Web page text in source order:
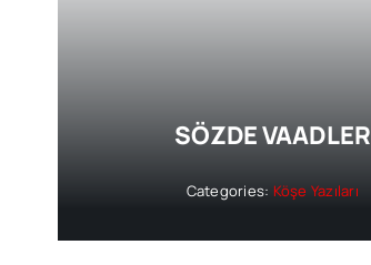
SÖZDE VAADLER
Categories: Köşe Yazıları